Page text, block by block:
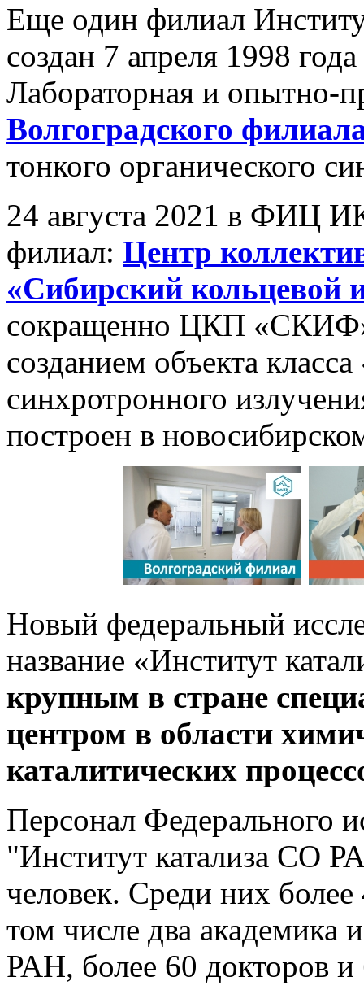
Еще один филиал
создан 7 апреля 1998
Лабораторная и опытно-
Волгоградского
тонкого органического
24 августа 2021 в ФИЦ
филиал: Центр
«Сибирский кольцевой
сокращенно ЦКП
созданием объекта
синхротронного
построен в
Новый федеральный
название «Институт
крупным в стране
центром в области
каталитических
Персонал Федерального
"Институт катализа СО
человек. Среди них
том числе два академика
РАН, более 60 докторов и